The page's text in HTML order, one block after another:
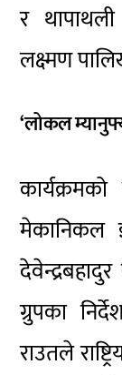
र
लक्ष्मण
‘लोकल
मेकानिकल
ग्रुपका
राउतले